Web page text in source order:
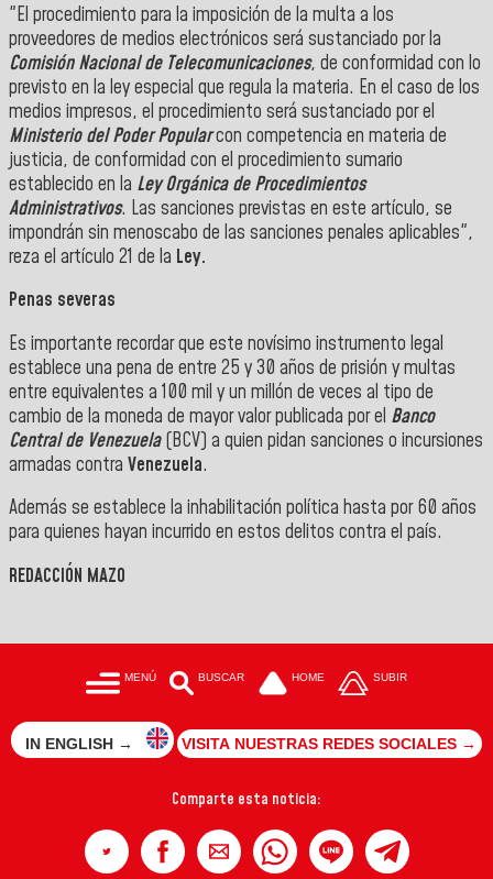
"El procedimiento para la imposición de la multa a los
proveedores de medios electrónicos será sustanciado por la
Comisión Nacional de Telecomunicaciones, de conformidad con lo
previsto en la ley especial que regula la materia. En el caso de los
medios impresos, el procedimiento será sustanciado por el
Ministerio del Poder Popularcon competencia en materia de
justicia, de conformidad con el procedimiento sumario
establecido en la Ley Orgánica de Procedimientos
Administrativos. Las sanciones previstas en este artículo, se
impondrán sin menoscabo de las sanciones penales aplicables",
reza el artículo 21 de la Ley.
Penas severas
Es importante recordar que este novísimo instrumento legal
establece una pena de entre 25 y 30 años de prisión y multas
entre equivalentes a 100 mil y un millón de veces al tipo de
cambio de la moneda de mayor valor publicada por el Banco
Central de Venezuela(BCV) a quien pidan sanciones o incursiones
armadas contra Venezuela.
Además se establece la inhabilitación política hasta por 60 años
para quienes hayan incurrido en estos delitos contra el país.
REDACCIÓN MAZO
MENÚ BUSCAR HOME SUBIR
IN ENGLISH → VISITA NUESTRAS REDES SOCIALES →
Comparte esta noticia: